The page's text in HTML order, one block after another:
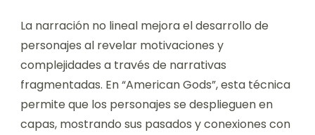
La narración no lineal mejora el desarrollo de
personajes al revelar motivaciones y
complejidades a través de narrativas
fragmentadas. En “American Gods”, esta técnica
permite que los personajes se desplieguen en
capas, mostrando sus pasados y conexiones con